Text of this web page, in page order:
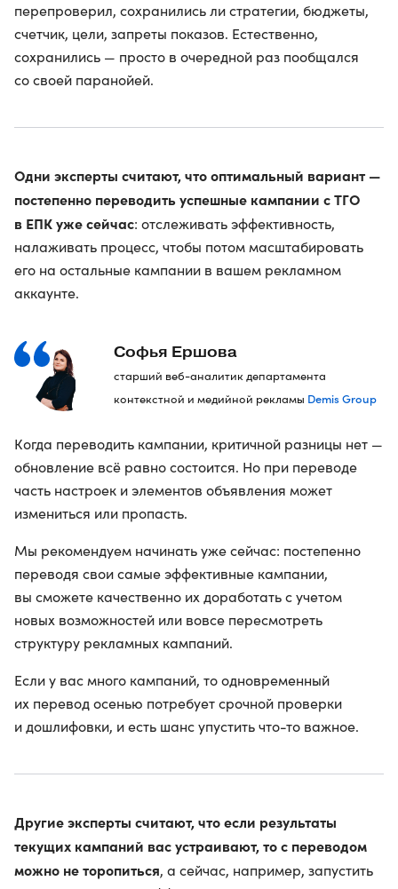
перепроверил, сохранились ли стратегии, бюджеты,
счетчик, цели, запреты показов. Естественно,
сохранились — просто в очередной раз пообщался
со своей паранойей.
Одни эксперты считают, что оптимальный вариант —
постепенно переводить успешные кампании с ТГО
в ЕПК уже сейчас: отслеживать эффективность,
налаживать процесс, чтобы потом масштабировать
его на остальные кампании в вашем рекламном
аккаунте.
Софья Ершова
старший веб-аналитик департамента
контекстной и медийной рекламы Demis Group
Когда переводить кампании, критичной разницы нет —
обновление всё равно состоится. Но при переводе
часть настроек и элементов объявления может
измениться или пропасть.
Мы рекомендуем начинать уже сейчас: постепенно
переводя свои самые эффективные кампании,
вы сможете качественно их доработать с учетом
новых возможностей или вовсе пересмотреть
структуру рекламных кампаний.
Если у вас много кампаний, то одновременный
их перевод осенью потребует срочной проверки
и дошлифовки, и есть шанс упустить что-то важное.
Другие эксперты считают, что если результаты
текущих кампаний вас устраивают, то с переводом
можно не торопиться, а сейчас, например, запустить